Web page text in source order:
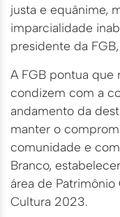
justa e equânime,
imparcialidade
presidente da
A FGB pontua que
condizem com a
andamento da
manter o
comunidade e
Branco,
área de
Cultura 2023.